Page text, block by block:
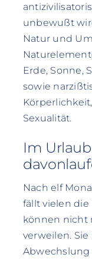
unbewußt
Natur und
Erde, Sonne,
sowie
Sexualität.
Im
Nach elf
fällt vielen die
können nicht
verweilen.
Abwechslung